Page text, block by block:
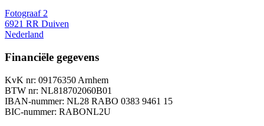
Fotograaf 2
6921 RR Duiven
Nederland
Financiële gegevens
KvK nr: 09176350 Arnhem
BTW nr: NL818702060B01
IBAN-nummer: NL28 RABO 0383 9461 15
BIC-nummer: RABONL2U